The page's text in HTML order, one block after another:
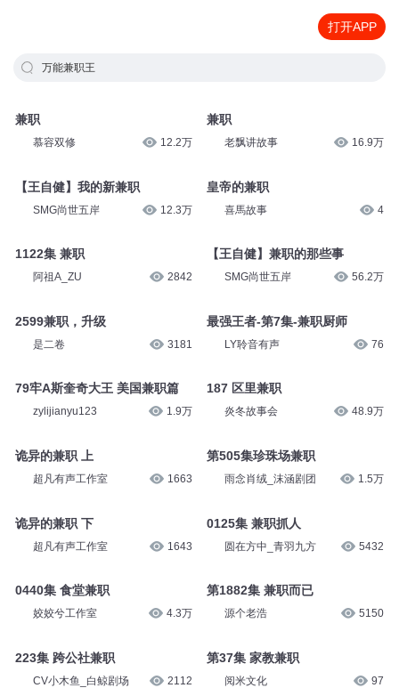
打开APP
万能兼职王
兼职
慕容双修 12.2万
【王自健】我的新兼职
SMG尚世五岸 12.3万
1122集 兼职
阿祖A_ZU 2842
2599兼职，升级
是二卷 3181
79牢A斯奎奇大王 美国兼职篇
zylijianyu123 1.9万
诡异的兼职 上
超凡有声工作室 1663
诡异的兼职 下
超凡有声工作室 1643
0440集 食堂兼职
姣姣兮工作室 4.3万
223集 跨公社兼职
CV小木鱼_白鲸剧场 2112
兼职
老飘讲故事 16.9万
皇帝的兼职
喜馬故事 4
【王自健】兼职的那些事
SMG尚世五岸 56.2万
最强王者-第7集-兼职厨师
LY聆音有声 76
187 区里兼职
炎冬故事会 48.9万
第505集珍珠场兼职
雨念肖绒_沫涵剧团 1.5万
0125集 兼职抓人
圆在方中_青羽九方 5432
第1882集 兼职而已
源个老浩 5150
第37集 家教兼职
阅米文化 97